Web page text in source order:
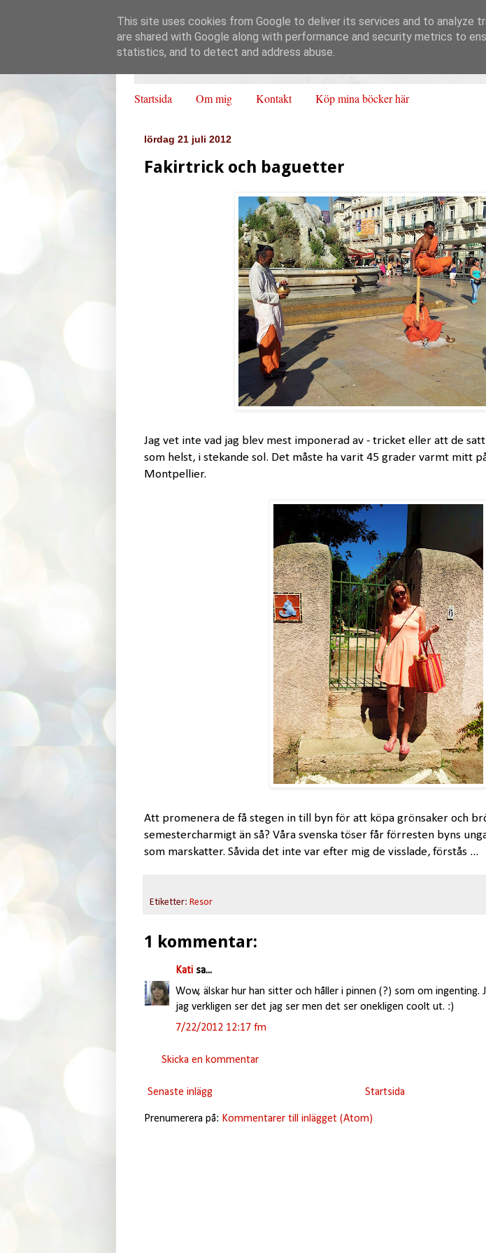
Startsida Om mig Kontakt Köp mina böcker här
lördag 21 juli 2012
Fakirtrick och baguetter
Jag vet inte vad jag blev mest imponerad av - tricket eller att de
som helst, i stekande sol. Det måste ha varit 45 grader varmt mitt
Montpellier.
Att promenera de få stegen in till byn för att köpa grönsaker och
semestercharmigt än så? Våra svenska töser får förresten byns
som marskatter. Såvida det inte var efter mig de visslade, förstås ...
Etiketter: Resor
1 kommentar:
Katisa...
Wow, älskar hur han sitter och håller i pinnen (?) som om
jag verkligen ser det jag ser men det ser onekligen coolt ut. :)
7/22/2012 12:17 fm
Skicka en kommentar
Senaste inlägg Startsida
Prenumerera på: Kommentarer till inlägget (Atom)
This site uses cookies from Google to deliver its services and to analyze
are shared with Google along with performance and security metrics to
statistics, and to detect and address abuse.